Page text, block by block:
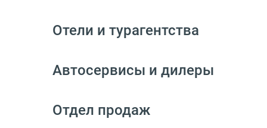
Отели и турагентства
Автосервисы и дилеры
Отдел продаж